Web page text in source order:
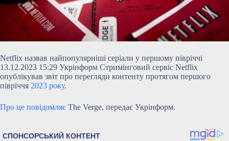
Netflix назвав найпопулярніші серіали у першому півріччі
13.12.2023 15:29 Укрінформ Стримінговий сервіс Netflix
опублікував звіт про перегляди контенту протягом першого
півріччя 2023 року.
Про це повідомляє The Verge, передає Укрінформ.